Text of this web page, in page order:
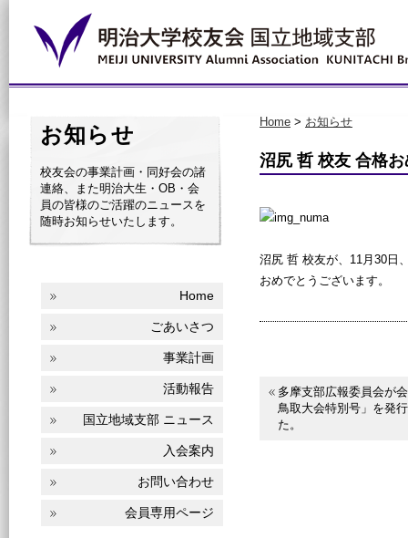
Home > お知らせ
沼尻 哲 校友 合格
沼尻 哲 校友が、11月30日
おめでとうございます。
多摩支部広報委員会が
鳥取大会特別号」を発
た。
お知らせ
校友会の事業計画・同好会の諸
連絡、また明治大生・OB・会
員の皆様のご活躍のニュースを
随時お知らせいたします。
Home
ごあいさつ
事業計画
活動報告
国立地域支部 ニュース
入会案内
お問い合わせ
会員専用ページ